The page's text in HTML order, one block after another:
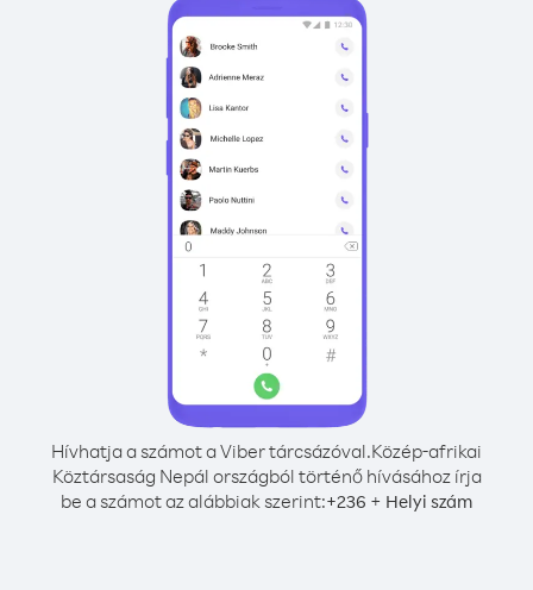
Hívhatja a számot a Viber tárcsázóval.Közép-afrikai
Köztársaság Nepál országból történő hívásához írja
be a számot az alábbiak szerint:+236 + Helyi szám